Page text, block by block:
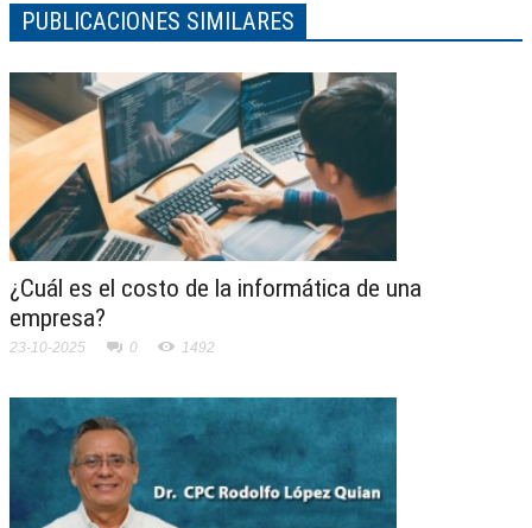
PUBLICACIONES SIMILARES
¿Cuál es el costo de la informática de una
empresa?
23-10-2025 0 1492